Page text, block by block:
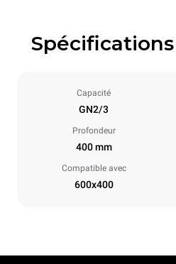
Capacité
GN2/3
Profondeur
400 mm
Compatible avec
600x400